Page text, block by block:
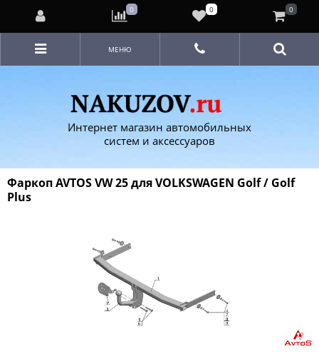
Интернет магазин автомобильных
систем и аксессуаров
МЕНЮ
Фаркоп AVTOS VW 25 для VOLKSWAGEN Golf / Golf
Plus
0 0 0